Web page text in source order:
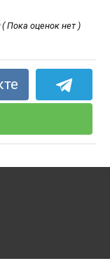
( Пока оценок нет )